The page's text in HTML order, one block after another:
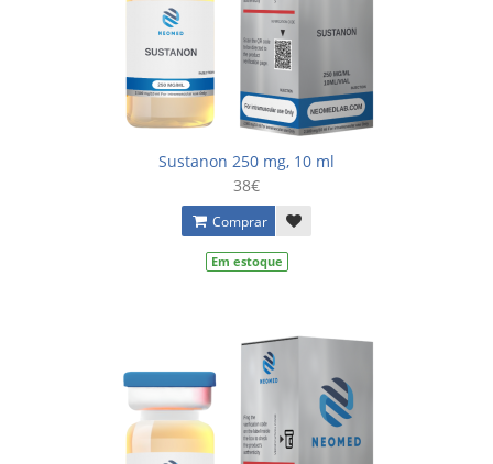
Sustanon 250 mg, 10 ml
38€
Comprar
Em estoque